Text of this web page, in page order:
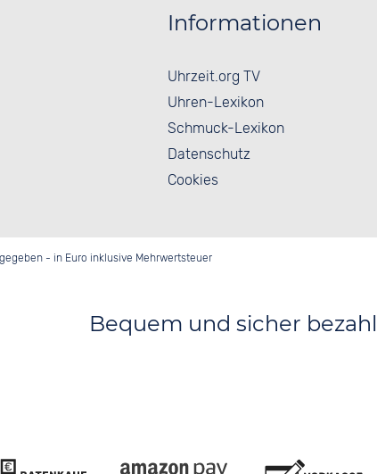
Informationen
Uhrzeit.org TV
Uhren-Lexikon
Schmuck-Lexikon
Datenschutz
Cookies
- in Euro inklusive Mehrwertsteuer
Bequem und sicher